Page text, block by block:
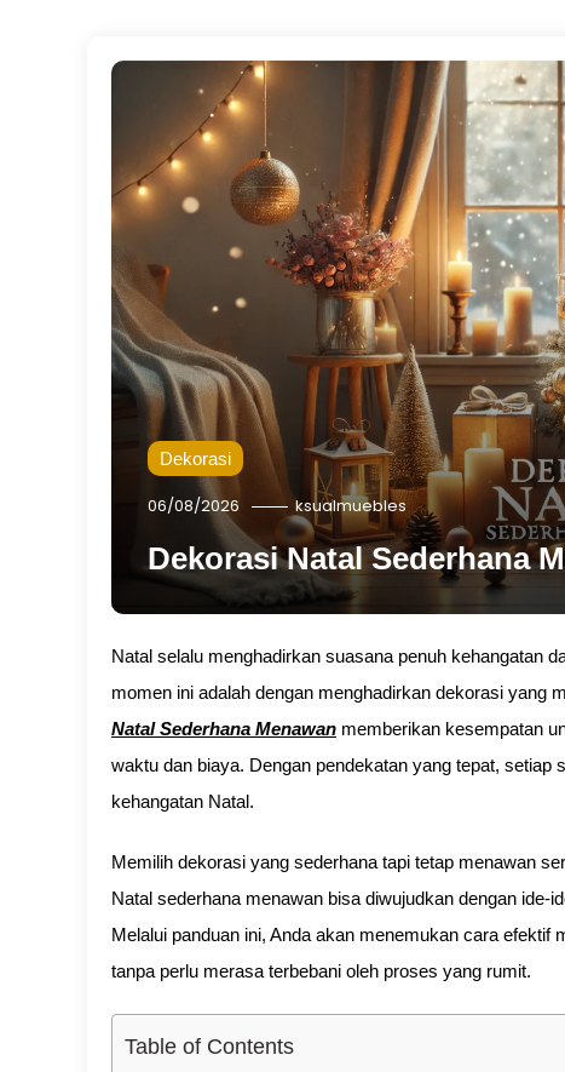
Dekorasi
06/08/2026 ksualmuebles
Dekorasi Natal Sederhana
Natal selalu menghadirkan suasana penuh kehangatan
momen ini adalah dengan menghadirkan dekorasi yang
Natal Sederhana Menawan memberikan kesempatan
waktu dan biaya. Dengan pendekatan yang tepat,
kehangatan Natal.
Memilih dekorasi yang sederhana tapi tetap menawan
Natal sederhana menawan bisa diwujudkan dengan ide-
Melalui panduan ini, Anda akan menemukan cara
tanpa perlu merasa terbebani oleh proses yang rumit.
Table of Contents